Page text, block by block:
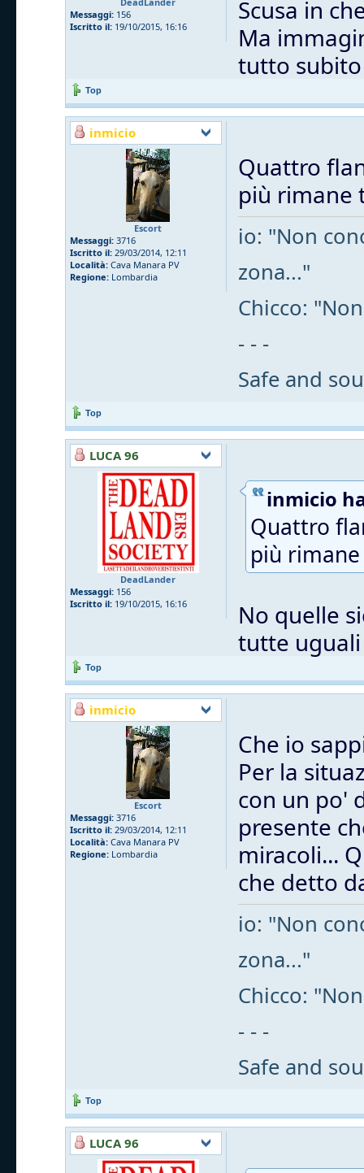
Messaggi: 156
Iscritto il: 19/10/2015, 16:16
Scusa in
Ma
tutto
Top
inmicio
Escort
Messaggi: 3716
Iscritto il: 29/03/2014, 12:11
Località: Cava Manara PV
Regione: Lombardia
Quattro
più rimane
io: "Non
zona..."
Chicco:
- - -
Safe and
Top
LUCA 96
DeadLander
Messaggi: 156
Iscritto il: 19/10/2015, 16:16
inmicio
Quattro
più
No quelle
tutte uguali
Top
inmicio
Escort
Messaggi: 3716
Iscritto il: 29/03/2014, 12:11
Località: Cava Manara PV
Regione: Lombardia
Che io
Per la
con un po'
presente
miracoli...
che detto
io: "Non
zona..."
Chicco:
- - -
Safe and
Top
LUCA 96